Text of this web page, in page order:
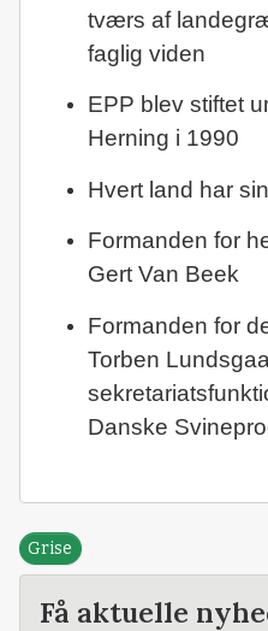
tværs af
faglig viden
EPP blev stiftet
Herning i 1990
Hvert land har
Formanden for
Gert Van Beek
Formanden for
Torben
Danske
Grise
Få aktuelle